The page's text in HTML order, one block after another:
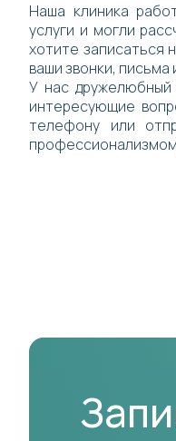
Наша клиника
услуги и могли
хотите записаться
ваши звонки,
У нас дружелюбный
интересующие
телефону или